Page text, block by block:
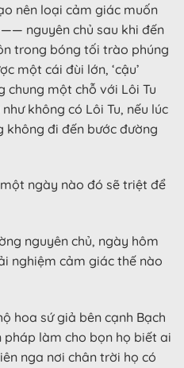
nên loại cảm giác muốn
nguyên chủ sau khi đến
trong bóng tối trào phúng
một cái đùi lớn, ‘cậu’
chung một chỗ với Lôi Tu
không có Lôi Tu, nếu lúc
không đi đến bước đường
ngày nào đó sẽ triệt để
nguyên chủ, ngày hôm
nghiệm cảm giác thế nào
hoa sứ giả bên cạnh Bạch
pháp làm cho bọn họ biết ai
nga nơi chân trời họ có